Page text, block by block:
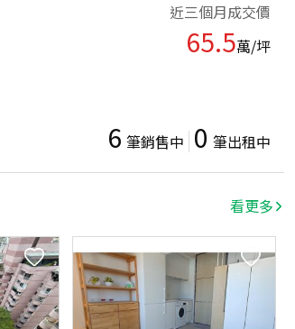
近三個月成交價
65.5萬/坪
6 筆銷售中 0 筆出租中
看更多